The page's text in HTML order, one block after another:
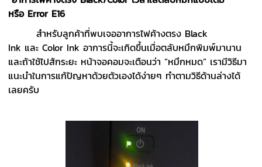
หรือ Error E16
สำหรับลูกค้าที่พบเจออาการไฟค้างตรง Black
Ink และ Color Ink อาการนี้จะเกิดขึ้นเมื่อตลับหมึกพิมพ์มานาน
และถ้าใช้ไปสักระยะ หน้าจอคอมจะเตือนว่า “หมึกหมด” เรามีวิธีมา
แนะนำในการแก้ปัญหาด้วยตัวเองได้ง่ายๆ ทำตามวิธีด้านล่างได้
เลยครับ